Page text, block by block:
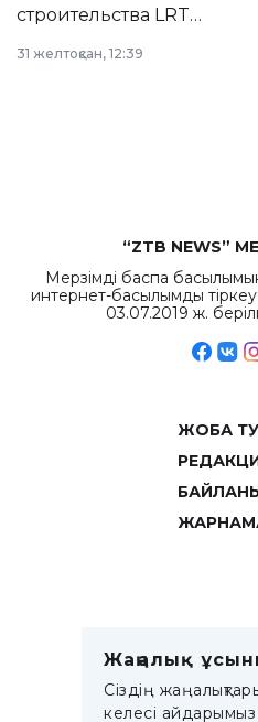
строительства LRT
республиканского
31 желтоқсан, 12:39
“ZTB NEWS”
Мерзімді баспа
интернет-басылымды тіркеу,
03.07.2019 ж.
ЖОБА
Жаңалық
Сіздің
келесі